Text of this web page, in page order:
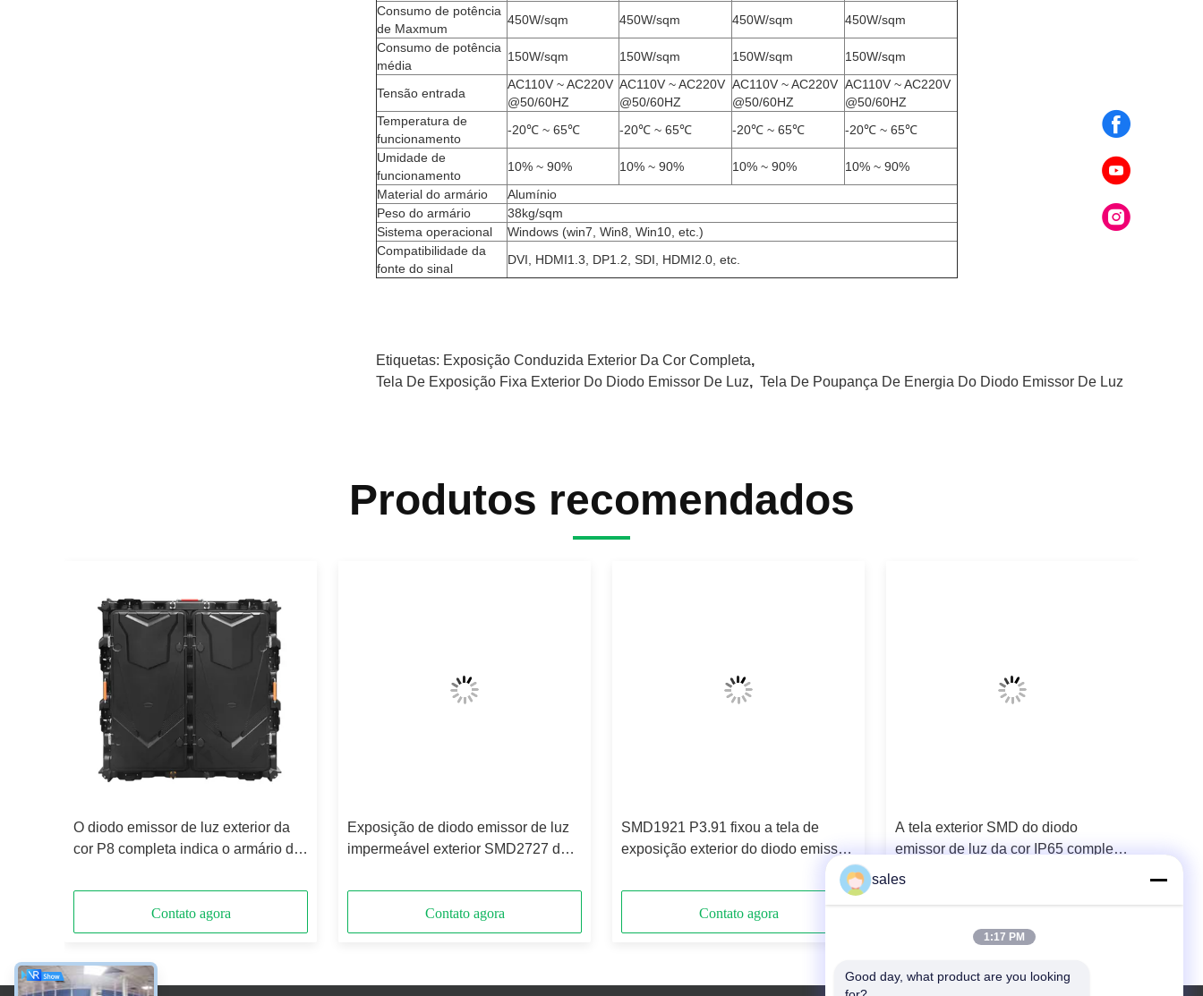
Consumo de potência
de Maxmum
450W/sqm 450W/sqm 450W/sqm
450W/sqm
Consumo de potência
média
150W/sqm 150W/sqm 150W/sqm 150W/sqm
Tensão entrada
AC110V ~ AC220V
@50/60HZ
AC110V ~ AC220V
@50/60HZ
AC110V ~ AC220V
@50/60HZ
AC110V ~ AC220V
@50/60HZ
Temperatura de
funcionamento
-20℃ ~ 65℃ -20℃ ~ 65℃ -20℃ ~ 65℃
-20℃ ~ 65℃
Umidade de
funcionamento
10% ~ 90% 10% ~ 90% 10% ~ 90%
10% ~ 90%
Material do armário
Alumínio
Peso do armário
38kg/sqm
Sistema operacional
Windows (win7, Win8, Win10, etc.)
Compatibilidade da
fonte do sinal
DVI, HDMI1.3, DP1.2, SDI, HDMI2.0, etc.
Etiquetas: Exposição Conduzida Exterior Da Cor Completa,
Tela De Exposição Fixa Exterior Do Diodo Emissor De Luz, Tela De Poupança De Energia Do Diodo Emissor De Luz
Produtos recomendados
O diodo emissor de luz exterior da
cor P8 completa indica o armário de
Contato agora
Exposição de diodo emissor de luz
impermeável exterior SMD2727 do
emissor de luz de SMD
Contato agora
SMD1921 P3.91 fixou a tela de
exposição exterior do diodo emissor
de luz da cor completa impermeável
Contato agora
A tela exterior SMD do diodo
emissor de luz da cor IP65 completa
sales
1:17 PM
Good day, what product are you looking